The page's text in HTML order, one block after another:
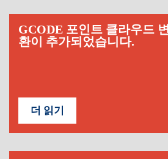
GCODE 포인트 클라우드 변
환이 추가되었습니다.
더 읽기